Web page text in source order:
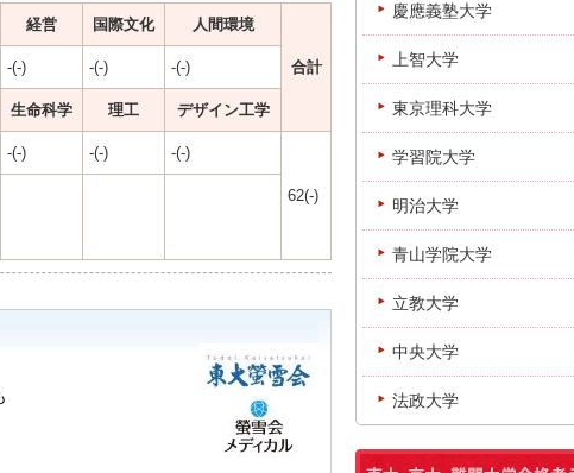
経営 国際文化 人間環境
合計
-(-) -(-) -(-)
生命科学 理工 デザイン工学
-(-) -(-) -(-)
62(-)
慶應義塾大学
上智大学
東京理科大学
学習院大学
明治大学
青山学院大学
立教大学
中央大学
法政大学